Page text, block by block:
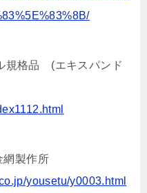
規格品 (エキスパンド
網製作所
yousetu/y0003.html